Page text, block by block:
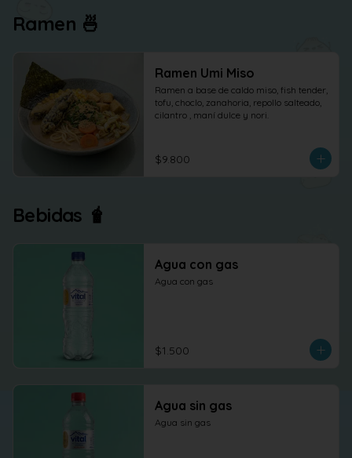
Ramen 🍜
Ramen Umi Miso
Ramen a base de caldo miso, fish tender,
tofu, choclo, zanahoria, repollo salteado,
cilantro , maní dulce y nori.
$9.800
Bebidas 🧋
Agua con gas
Agua con gas
$1.500
Agua sin gas
Agua sin gas